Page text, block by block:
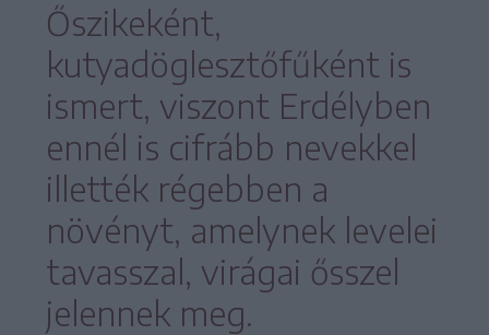
Őszikeként,
kutyadöglesztőfűként is
ismert, viszont Erdélyben
ennél is cifrább nevekkel
illették régebben a
növényt, amelynek levelei
tavasszal, virágai ősszel
jelennek meg.